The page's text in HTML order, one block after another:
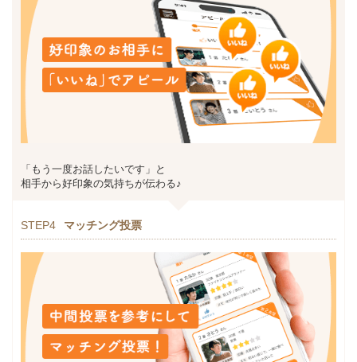
「もう一度お話したいです」と
相手から好印象の気持ちが伝わる♪
STEP4 マッチング投票